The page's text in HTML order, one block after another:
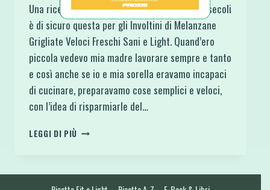
Una ricettina veloce e sfiziosa che faccio da secoli
è di sicuro questa per gli Involtini di Melanzane
Grigliate Veloci Freschi Sani e Light. Quand’ero
piccola vedevo mia madre lavorare sempre e tanto
e così anche se io e mia sorella eravamo incapaci
di cucinare, preparavamo cose semplici e veloci,
con l’idea di risparmiarle del…
LEGGI DI PIÙ INVOLTINI